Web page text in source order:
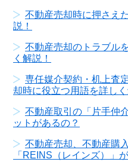
不動産売却時に押さえ
説！
不動産売却のトラブル
く解説！
専任媒介契約・机上査
却時に役立つ用語を詳しく
不動産取引の「片手仲
ットがあるの？
不動産売却、不動産購
「REINS（レインズ）」